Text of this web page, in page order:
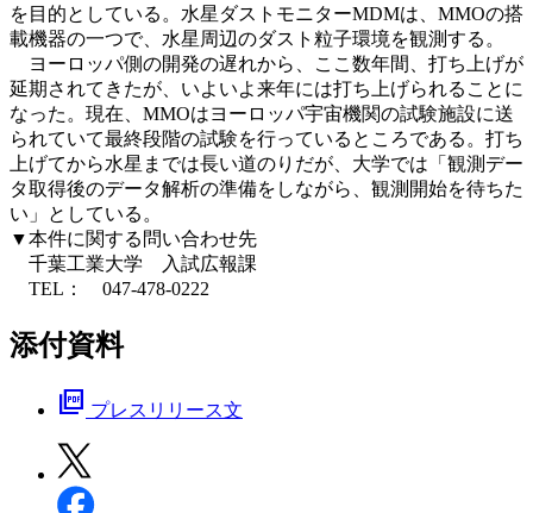
を目的としている。水星ダストモニターMDMは、MMOの搭
載機器の一つで、水星周辺のダスト粒子環境を観測する。
ヨーロッパ側の開発の遅れから、ここ数年間、打ち上げが
延期されてきたが、いよいよ来年には打ち上げられることに
なった。現在、MMOはヨーロッパ宇宙機関の試験施設に送
られていて最終段階の試験を行っているところである。打ち
上げてから水星までは長い道のりだが、大学では「観測デー
タ取得後のデータ解析の準備をしながら、観測開始を待ちた
い」としている。
▼本件に関する問い合わせ先
千葉工業大学 入試広報課
TEL： 047-478-0222
添付資料
picture_as_pdf プレスリリース文